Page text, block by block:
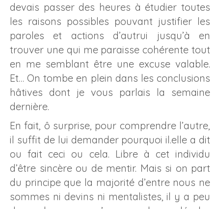
devais passer des heures à étudier toutes
les raisons possibles pouvant justifier les
paroles et actions d’autrui jusqu’à en
trouver une qui me paraisse cohérente tout
en me semblant être une excuse valable.
Et… On tombe en plein dans les conclusions
hâtives dont je vous parlais la semaine
dernière.
En fait, ô surprise, pour comprendre l’autre,
il suffit de lui demander pourquoi il.elle a dit
ou fait ceci ou cela. Libre à cet individu
d’être sincère ou de mentir. Mais si on part
du principe que la majorité d’entre nous ne
sommes ni devins ni mentalistes, il y a peu